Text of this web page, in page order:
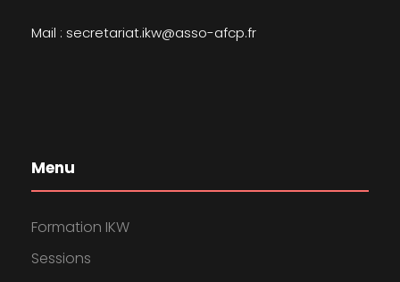
Mail : secretariat.ikw@asso-afcp.fr
Menu
Formation IKW
Sessions